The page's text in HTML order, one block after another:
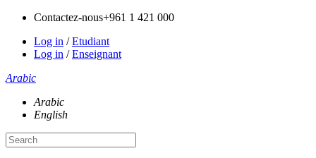
Contactez-nous+961 1 421 000
Log in /Etudiant
Log in /Enseignant
Arabic
Arabic
English